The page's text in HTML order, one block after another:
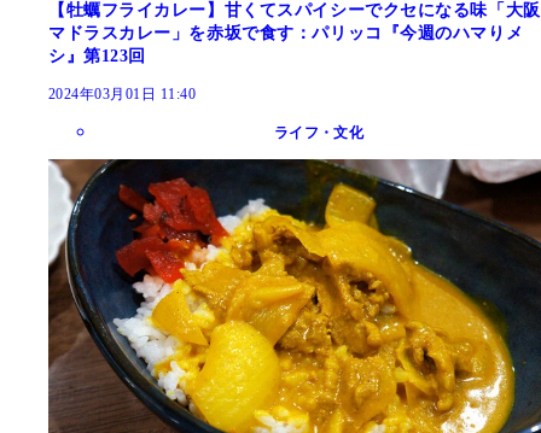
【牡蠣フライカレー】甘くてスパイシーでクセになる味「大阪
マドラスカレー」を赤坂で食す：パリッコ『今週のハマりメ
シ』第123回
2024年03月01日 11:40
ライフ・文化